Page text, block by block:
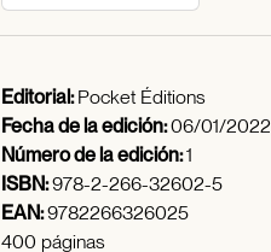
Editorial:Pocket Éditions
Fecha de la edición:06/01/2022
Número de la edición:1
ISBN:978-2-266-32602-5
EAN:9782266326025
400 páginas